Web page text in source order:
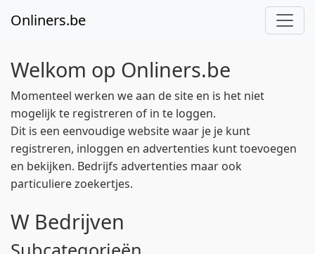
Onliners.be
Welkom op Onliners.be
Momenteel werken we aan de site en is het niet
mogelijk te registreren of in te loggen.
Dit is een eenvoudige website waar je je kunt
registreren, inloggen en advertenties kunt toevoegen
en bekijken. Bedrijfs advertenties maar ook
particuliere zoekertjes.
W Bedrijven